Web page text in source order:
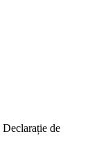
Declarație de